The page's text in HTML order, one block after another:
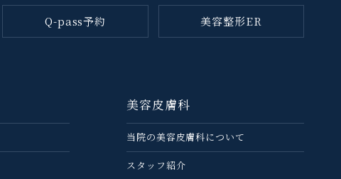
Q-pass予約 美容整形ER
美容皮膚科
当院の美容⽪膚科について
スタッフ紹介